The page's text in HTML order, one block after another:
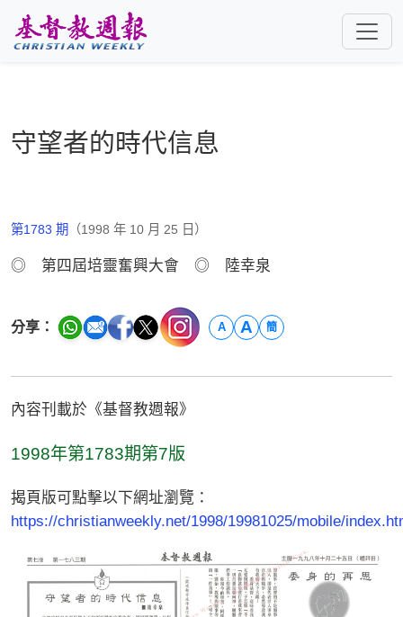
守望者的時代信息
第1783 期 （1998 年 10 月 25 日）
◎ 第四屆培靈奮興大會 ◎ 陸幸泉
分享： A A 簡
內容刊載於《基督教週報》
1998年第1783期第7版
揭頁版可點擊以下網址瀏覽：
https://christianweekly.net/1998/19981025/mobile/